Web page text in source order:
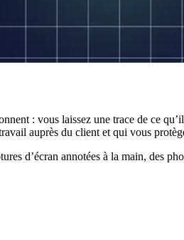
: vous laissez une trace de ce
auprès du client et qui vous
d’écran annotées à la main, des